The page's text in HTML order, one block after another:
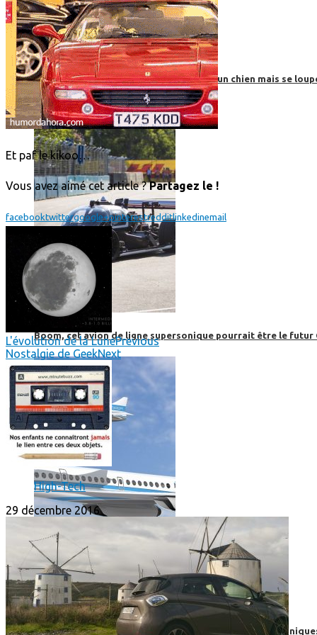
Roborace : une voiture autonome évite un chien mais se
Boom, cet avion de ligne supersonique pourrait être le futur
High-Tech
High-Tech
Les circuits imprimés, le coeur de nos appareils
Et paf le kikoo…
Vous avez aimé cet article ?Partagez le !
facebooktwittergoogle+pinterestredditlinkedinemail
L'évolution de la LunePrevious
Nostalgie de GeekNext
High-Tech
29 décembre 2016